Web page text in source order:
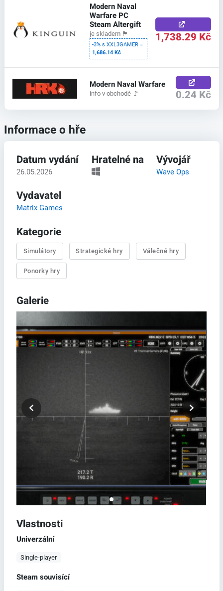
Modern Naval
Warfare PC
Steam Altergift
je skladem 🏴
-3% s XXL3GAMER =
1,686.14 Kč
1,738.29 Kč
Modern Naval Warfare
info v obchodě 🚩 0.24 Kč
Informace o hře
Datum vydání
26.05.2026
Hratelné na Vývojář
Wave Ops
Vydavatel
Matrix Games
Kategorie
Simulátory Strategické hry Válečné hry
Ponorky hry
Galerie
Vlastnosti
Univerzální
Single-player
Steam souvisící